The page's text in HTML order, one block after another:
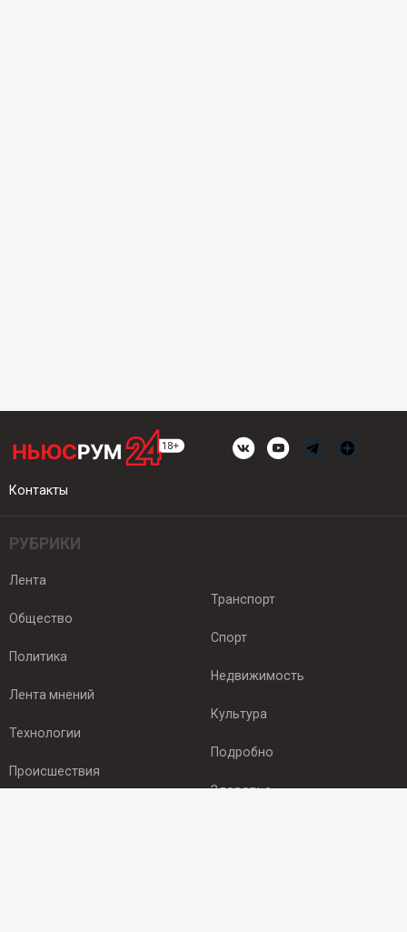
Контакты
РУБРИКИ
Лента
Общество
Политика
Лента мнений
Технологии
Происшествия
Транспорт
Спорт
Недвижимость
Культура
Подробно
Здоровье